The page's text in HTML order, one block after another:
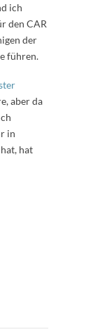
ich
den CAR
der
führen.
aber da
in
hat